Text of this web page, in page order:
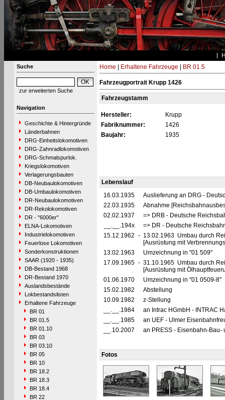
Suche
zur erweiterten Suche
Navigation
Geschichte & Hintergründe
Länderbahnen
DRG-Einheitslokomotiven
DRG-Zahnradlokomotiven
DRG-Schmalspurlok.
Kriegslokomotiven
Verlagerungsbauten
DB-Neubaulokomotiven
DB-Umbaulokomotiven
DR-Neubaulokomotiven
DR-Rekolokomotiven
DR - "6000er"
ELNA-Lokomotiven
Industrielokomotiven
Feuerlose Lokomotiven
Sonderkonstruktionen
SAAR (1920 - 1935)
DB-Bestand 1968
DR-Bestand 1970
Auslandsbestände
Lokbestandslisten
Erhaltene Fahrzeuge
BR 01
BR 01.5
BR 01.10
BR 03
BR 03.10
BR 05
BR 10
BR 18.2
BR 18.3
BR 18.4
BR 22
Home Erhaltene Fahrzeuge BR 01.5
Fahrzeugportrait Krupp 1426
Fahrzeugstamm
Hersteller:
Krupp
Fabriknummer:
1426
Baujahr:
1935
Lebenslauf
16.03.1935
Auslieferung an DRG -
22.03.1935
Abnahme
02.02.1937
=> DRB - Deutsche
__.__.194x
=> DR - Deutsche
15.12.1962 - 13.02.1963 Umbau durch
[Ausrüstung mit
13.02.1963
Umzeichnung in "01 509"
17.09.1965 - 31.10.1965 Umbau durch
[Ausrüstung mit
01.06.1970
Umzeichnung in "01 0509-8"
15.02.1982
Abstellung
10.09.1982
z-Stellung
__.__.1984
an Intrac HGmbH - INTRAC
__.__.1985
an UEF - Ulmer
__.10.2007
an PRESS - Eisenbahn-
Fotos